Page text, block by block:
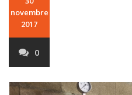
novembre
2017
0